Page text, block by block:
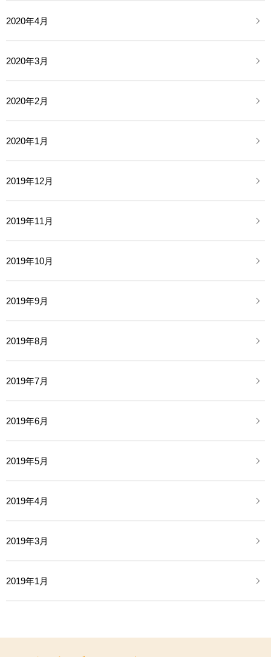
2020年4月
2020年3月
2020年2月
2020年1月
2019年12月
2019年11月
2019年10月
2019年9月
2019年8月
2019年7月
2019年6月
2019年5月
2019年4月
2019年3月
2019年1月